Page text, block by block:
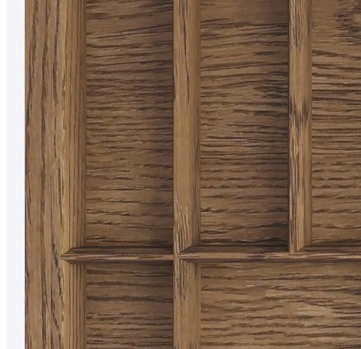
фасада 900 мм, цвет — дуб рустик
Деревянный лоток TETRIS 900V1 предназначен для
организации удобного и аккуратного хранения столовых
приборов и кухонных принадлежностей в низких выдвижных
ящиках. Модель разработана специально для ящиков
различных систем глубиной 500 мм и корпуса шириной 900
Лоток изготовлен вручную из натурального массива дуба с
защитным лаковым покрытием. Используемые материалы
безопасны для применения на кухне и отличаются высокой
прочностью, устойчивостью к ежедневной эксплуатации и
привлекательным внешним видом.
При необходимости лоток можно дополнить специальной
вставкой А, предназначенной для хранения ножей или
баночек со специями.
Описание товара